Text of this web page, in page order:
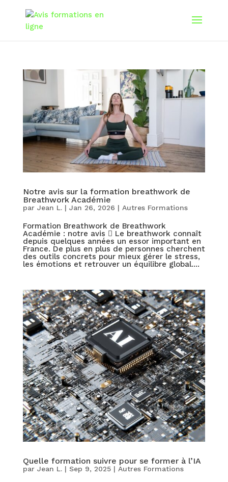
Notre avis sur la formation breathwork de
Breathwork Académie
par Jean L.| Jan 26, 2026 | Autres Formations
Formation Breathwork de Breathwork
Académie : notre avis  Le breathwork connaît
depuis quelques années un essor important en
France. De plus en plus de personnes cherchent
des outils concrets pour mieux gérer le stress,
les émotions et retrouver un équilibre global....
Quelle formation suivre pour se former à l’IA
par Jean L.| Sep 9, 2025| Autres Formations